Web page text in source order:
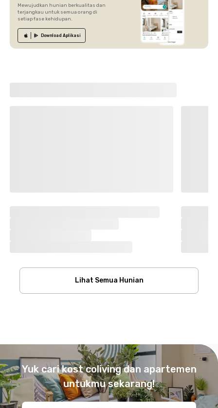
Mewujudkan hunian berkualitas dan
terjangkau untuk semua orang di
setiap fase kehidupan.
Download Aplikasi
Lihat Semua Hunian
Yuk cari kost coliving dan apartemen
untukmu sekarang!